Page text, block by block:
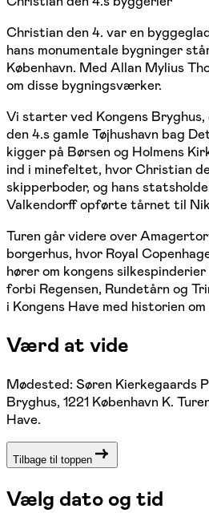
Christian den 4. var en
hans monumentale bygninger
København. Med Allan Mylius
om disse bygningsværker.
Vi starter ved Kongens
den 4.s gamle Tøjhushavn bag
kigger på Børsen og Holmens
ind i minefeltet, hvor Christian
skipperboder, og hans
Valkendorff opførte tårnet til
Turen går videre over
borgerhus, hvor Royal
hører om kongens
forbi Regensen, Rundetårn og
i Kongens Have med historien
Værd at vide
Mødested: Søren Kierkegaards
Bryghus, 1221 København K.
Have.
Tilbage til toppen
Vælg dato og tid